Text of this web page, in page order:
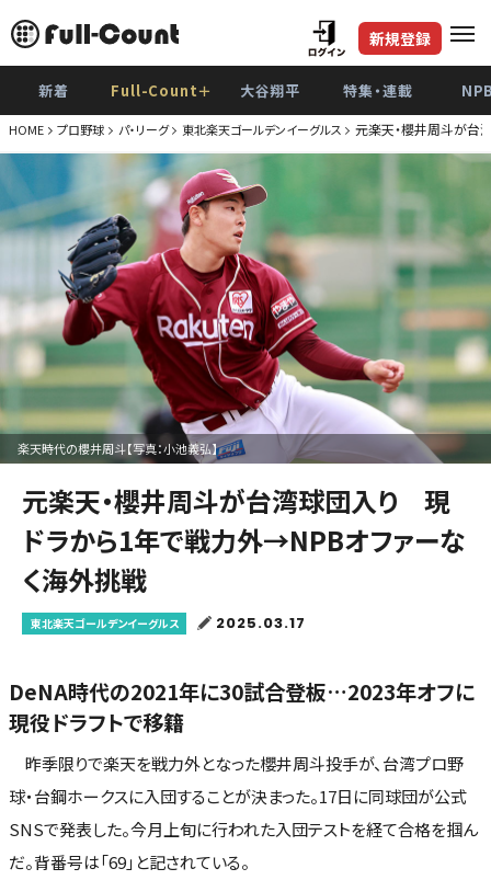
新規登録
新着 Full-Count＋ 大谷翔平 特集・連載
HOME プロ野球 パ・リーグ 東北楽天ゴールデンイーグルス 元楽天・櫻井周斗が台
楽天時代の櫻井周斗【写真：小池義弘】
元楽天・櫻井周斗が台湾球団入り 現
ドラから1年で戦力外→NPBオファーな
く海外挑戦
東北楽天ゴールデンイーグルス 2025.03.17
DeNA時代の2021年に30試合登板…2023年オフに
現役ドラフトで移籍
昨季限りで楽天を戦力外となった櫻井周斗投手が、台湾プロ野
球・台鋼ホークスに入団することが決まった。17日に同球団が公式
SNSで発表した。今月上旬に行われた入団テストを経て合格を掴ん
だ。背番号は「69」と記されている。